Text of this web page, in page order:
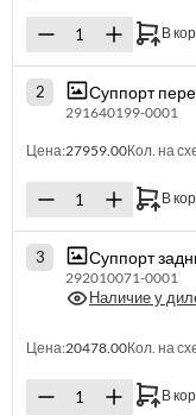
В
2 Суппорт
291640199-0001
Цена:27959.00Кол. на
В
3 Суппорт
292010071-0001
Наличие у
Цена:20478.00Кол. на
В